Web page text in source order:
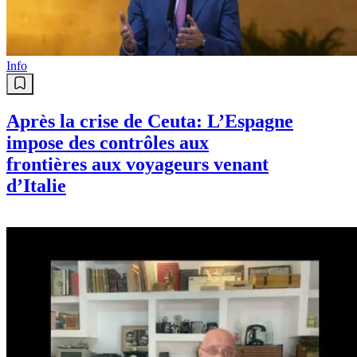
Info
Après la crise de Ceuta: L’Espagne
impose des contrôles aux
frontières aux voyageurs venant
d’Italie